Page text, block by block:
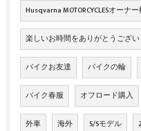
Husqvarna MOTORCYCLESオーナ
楽しいお時間をありがとうござ
バイクお友達 バイクの輪
バイク春服 オフロード購入
外車 海外 S/Sモデル